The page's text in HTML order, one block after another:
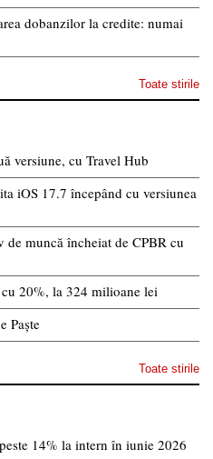
dobanzilor la credite: numai
Toate stirile
versiune, cu Travel Hub
iOS 17.7 începând cu versiunea
muncă încheiat de CPBR cu
20%, la 324 milioane lei
Paște
Toate stirile
14% la intern în iunie 2026